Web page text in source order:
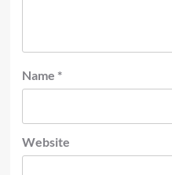
Name *
Website